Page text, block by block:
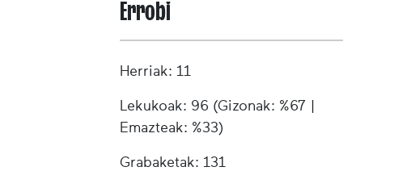
Errobi
Herriak: 11
Lekukoak: 96 (Gizonak: %67 |
Emazteak: %33)
Grabaketak: 131